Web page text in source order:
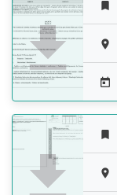






